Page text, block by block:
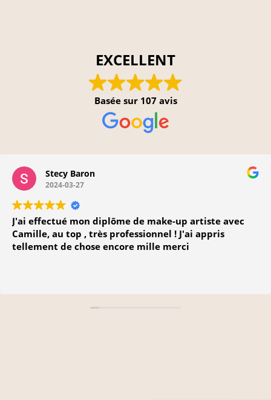
EXCELLENT
Basée sur 107 avis
Stecy Baron
2024-03-27
J'ai effectué mon diplôme de make-up artiste avec
Camille, au top , très professionnel ! J'ai appris
tellement de chose encore mille merci